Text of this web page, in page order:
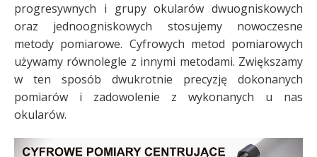
progresywnych i grupy okularów dwuogniskowych
oraz jednoogniskowych stosujemy nowoczesne
metody pomiarowe. Cyfrowych metod pomiarowych
używamy równolegle z innymi metodami. Zwiększamy
w ten sposób dwukrotnie precyzję dokonanych
pomiarów i zadowolenie z wykonanych u nas
okularów.